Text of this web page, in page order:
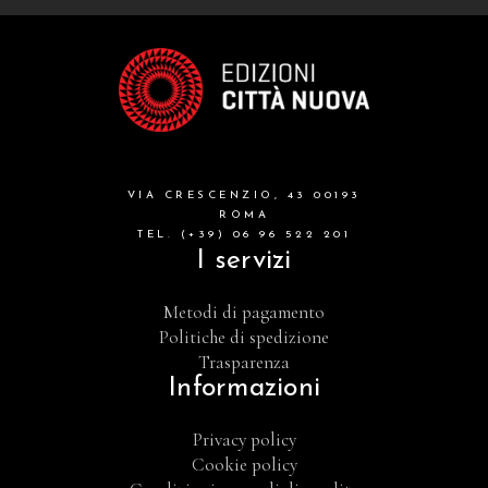
VIA CRESCENZIO, 43 00193
ROMA
TEL. (+39) 06 96 522 201
I servizi
Metodi di pagamento
Politiche di spedizione
Trasparenza
Informazioni
Privacy policy
Cookie policy